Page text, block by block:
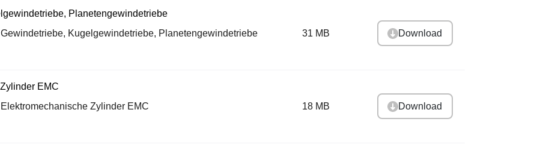
Gewindetriebe, Kugelgewindetriebe, Planetengewindetriebe 31 MB Download
Elektromechanische Zylinder EMC 18 MB Download